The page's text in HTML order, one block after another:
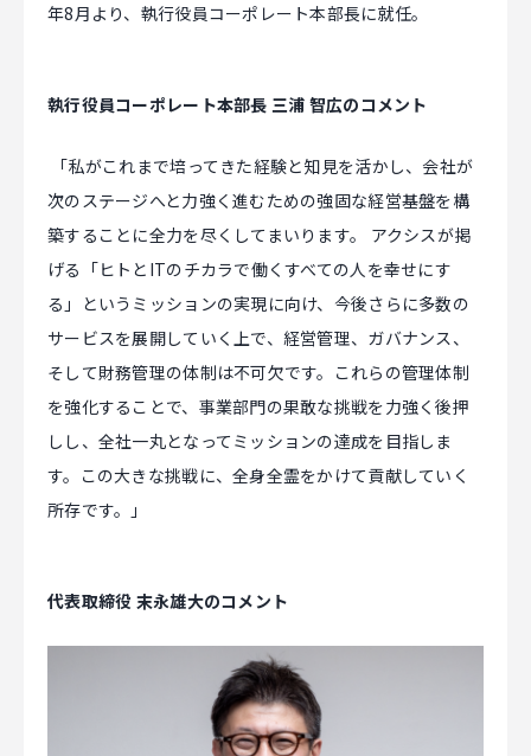
年8月より、執行役員コーポレート本部長に就任。
執行役員コーポレート本部長 三浦 智広のコメント
「私がこれまで培ってきた経験と知見を活かし、会社が
次のステージへと力強く進むための強固な経営基盤を構
築することに全力を尽くしてまいります。 アクシスが掲
げる「ヒトとITのチカラで働くすべての人を幸せにす
る」というミッションの実現に向け、今後さらに多数の
サービスを展開していく上で、経営管理、ガバナンス、
そして財務管理の体制は不可欠です。これらの管理体制
を強化することで、事業部門の果敢な挑戦を力強く後押
しし、全社一丸となってミッションの達成を目指しま
す。この大きな挑戦に、全身全霊をかけて貢献していく
所存です。」
代表取締役 末永雄大のコメント